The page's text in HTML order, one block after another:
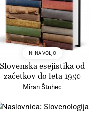
NI NA VOLJO
Slovenska esejistika od
začetkov do leta 1950
Miran Štuhec